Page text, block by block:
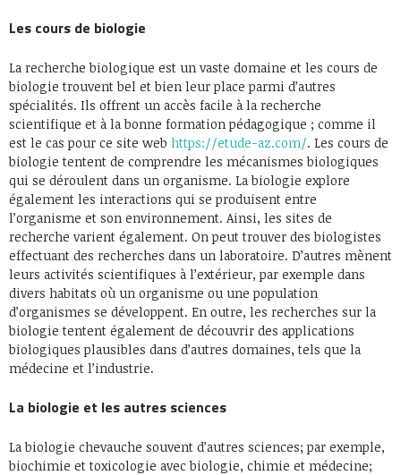
Les cours de biologie
La recherche biologique est un vaste domaine et les cours de
biologie trouvent bel et bien leur place parmi d’autres
spécialités. Ils offrent un accès facile à la recherche
scientifique et à la bonne formation pédagogique ; comme il
est le cas pour ce site web https://etude-az.com/. Les cours de
biologie tentent de comprendre les mécanismes biologiques
qui se déroulent dans un organisme. La biologie explore
également les interactions qui se produisent entre
l’organisme et son environnement. Ainsi, les sites de
recherche varient également. On peut trouver des biologistes
effectuant des recherches dans un laboratoire. D’autres mènent
leurs activités scientifiques à l’extérieur, par exemple dans
divers habitats où un organisme ou une population
d’organismes se développent. En outre, les recherches sur la
biologie tentent également de découvrir des applications
biologiques plausibles dans d’autres domaines, tels que la
médecine et l’industrie.
La biologie et les autres sciences
La biologie chevauche souvent d’autres sciences; par exemple,
biochimie et toxicologie avec biologie, chimie et médecine;